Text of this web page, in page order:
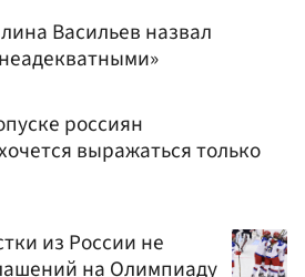
Васильев назвал
россиян
выражаться только
из России не
на Олимпиаду